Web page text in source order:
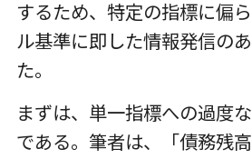
するため、特定の指標に偏
ル基準に即した情報発信の
た。
まずは、単一指標への過度
である。筆者は、「債務残